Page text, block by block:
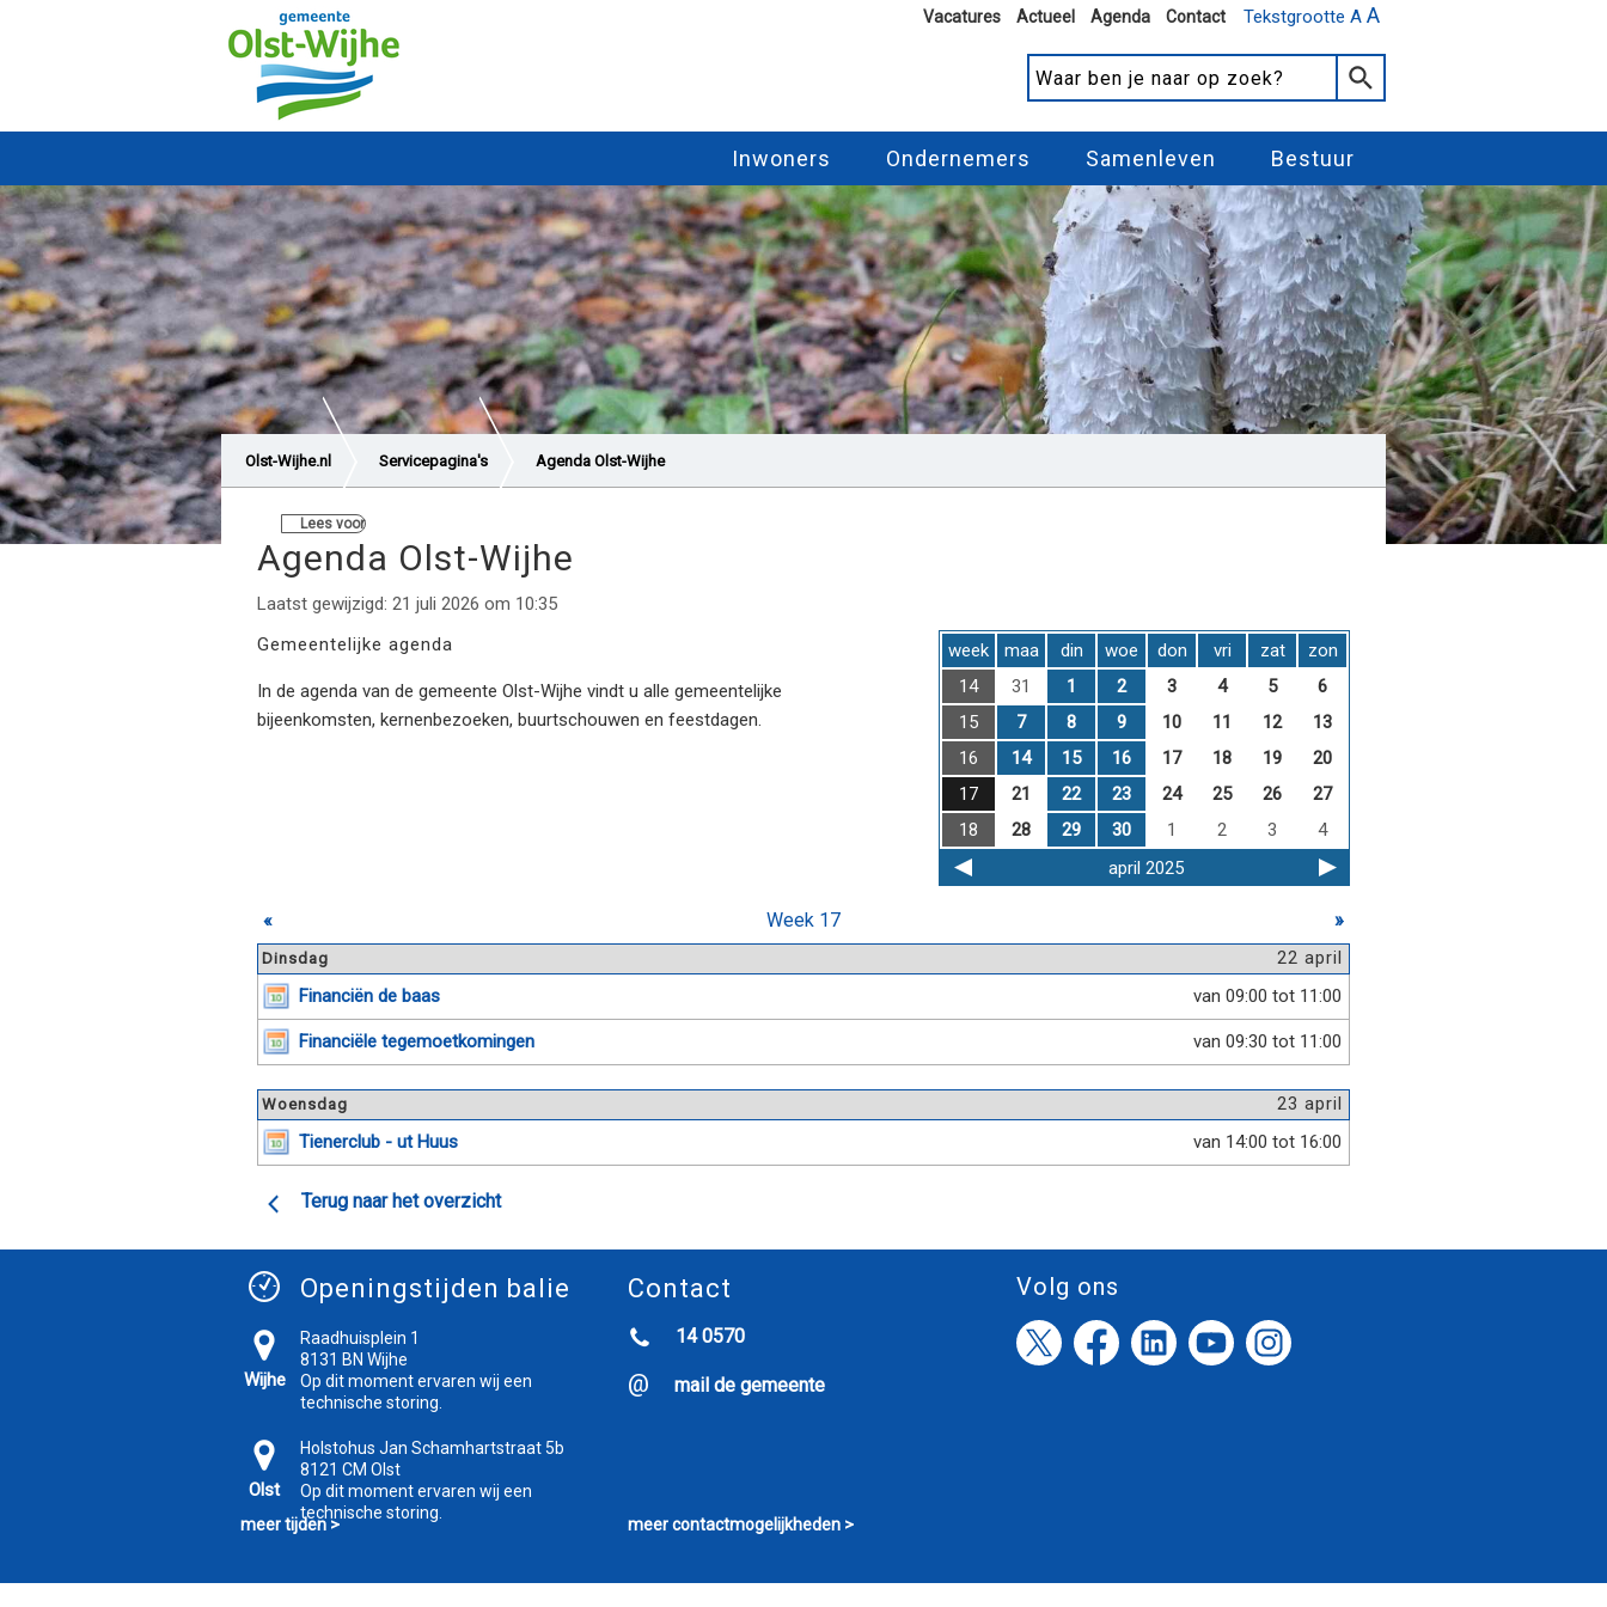
Tekstgrootte A A
Vacatures Actueel Agenda Contact
Inwoners Ondernemers Samenleven Bestuur
Olst-Wijhe.nl Servicepagina's Agenda Olst-Wijhe
Lees voor
Agenda Olst-Wijhe
Laatst gewijzigd: 21 juli 2026 om 10:35
Gemeentelijke agenda
In de agenda van de gemeente Olst-Wijhe vindt u alle gemeentelijke
bijeenkomsten, kernenbezoeken, buurtschouwen en feestdagen.
week maa din woe don vri zat
zon
14
31 1 2 3 4 5
6
15
7 8 9 10 11 12
13
16
14 15 16 17 18 19
20
17
21 22 23 24 25 26
27
18
28 29 30 1 2 3
4
april 2025
« Week 17 »
22 april
Dinsdag
van 09:00 tot 11:00
Financiën de baas
van 09:30 tot 11:00
Financiële tegemoetkomingen
23 april
Woensdag
van 14:00 tot 16:00
Tienerclub - ut Huus
Terug naar het overzicht
Openingstijden balie
Wijhe
Raadhuisplein 1
8131 BN Wijhe
Op dit moment ervaren wij een
technische storing.
Olst
Holstohus Jan Schamhartstraat 5b
8121 CM Olst
Op dit moment ervaren wij een
technische storing.
meer tijden >
Contact
14 0570
mail de gemeente
meer contactmogelijkheden >
Volg ons